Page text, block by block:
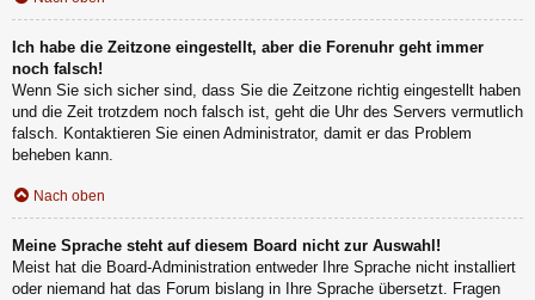
Ich habe die Zeitzone eingestellt, aber die Forenuhr geht immer
noch falsch!
Wenn Sie sich sicher sind, dass Sie die Zeitzone richtig eingestellt haben
und die Zeit trotzdem noch falsch ist, geht die Uhr des Servers vermutlich
falsch. Kontaktieren Sie einen Administrator, damit er das Problem
beheben kann.
Nach oben
Meine Sprache steht auf diesem Board nicht zur Auswahl!
Meist hat die Board-Administration entweder Ihre Sprache nicht installiert
oder niemand hat das Forum bislang in Ihre Sprache übersetzt. Fragen